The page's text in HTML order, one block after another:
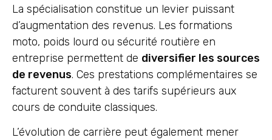
La spécialisation constitue un levier puissant
d’augmentation des revenus. Les formations
moto, poids lourd ou sécurité routière en
entreprise permettent de diversifier les sources
de revenus. Ces prestations complémentaires se
facturent souvent à des tarifs supérieurs aux
cours de conduite classiques.
L’évolution de carrière peut également mener